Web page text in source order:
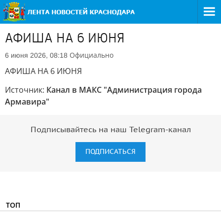
АФИША НА 6 ИЮНЯ
6 июня 2026, 08:18 Официально
АФИША НА 6 ИЮНЯ
Источник: Канал в МАКС "Администрация города
Армавира"
Подписывайтесь на наш Telegram-канал
ПОДПИСАТЬСЯ
ТОП